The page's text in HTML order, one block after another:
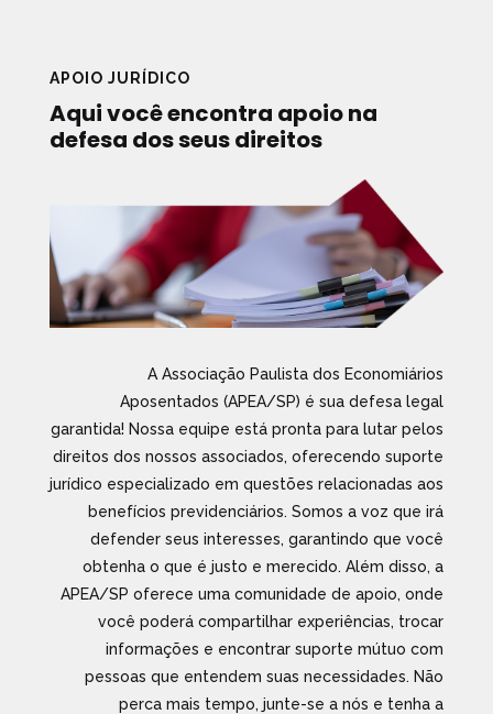
APOIO JURÍDICO
Aqui você encontra apoio na
defesa dos seus direitos
A Associação Paulista dos Economiários
Aposentados (APEA/SP) é sua defesa legal
garantida! Nossa equipe está pronta para lutar pelos
direitos dos nossos associados, oferecendo suporte
jurídico especializado em questões relacionadas aos
benefícios previdenciários. Somos a voz que irá
defender seus interesses, garantindo que você
obtenha o que é justo e merecido. Além disso, a
APEA/SP oferece uma comunidade de apoio, onde
você poderá compartilhar experiências, trocar
informações e encontrar suporte mútuo com
pessoas que entendem suas necessidades. Não
perca mais tempo, junte-se a nós e tenha a